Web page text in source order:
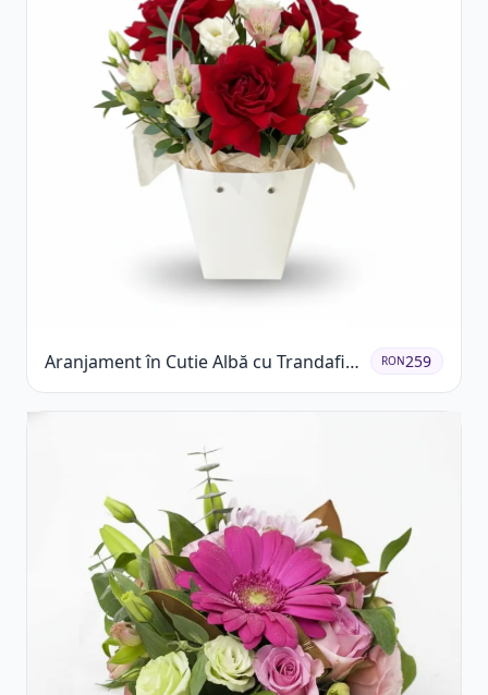
Aranjament în Cutie Albă cu Trandafiri
Roșii și Lisianthus
RON259